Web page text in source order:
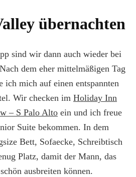
übernachten
sind wir dann auch wieder bei
dem eher mittelmäßigen Tag
mich auf einen entspannten
Wir checken im Holiday Inn
– S Palo Alto ein und ich freue
Suite bekommen. In dem
Bett, Sofaecke, Schreibtisch
Platz, damit der Mann, das
ausbreiten können.